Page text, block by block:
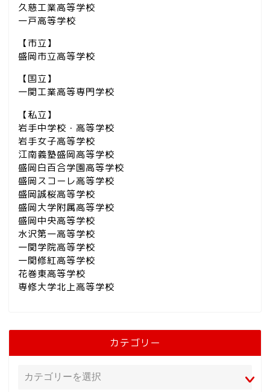
久慈工業高等学校
一戸高等学校
【市立】
盛岡市立高等学校
【国立】
一関工業高等専門学校
【私立】
岩手中学校・高等学校
岩手女子高等学校
江南義塾盛岡高等学校
盛岡白百合学園高等学校
盛岡スコーレ高等学校
盛岡誠桜高等学校
盛岡大学附属高等学校
盛岡中央高等学校
水沢第一高等学校
一関学院高等学校
一関修紅高等学校
花巻東高等学校
専修大学北上高等学校
カテゴリー